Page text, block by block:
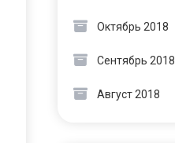
Октябрь 2018
Сентябрь 2018
Август 2018